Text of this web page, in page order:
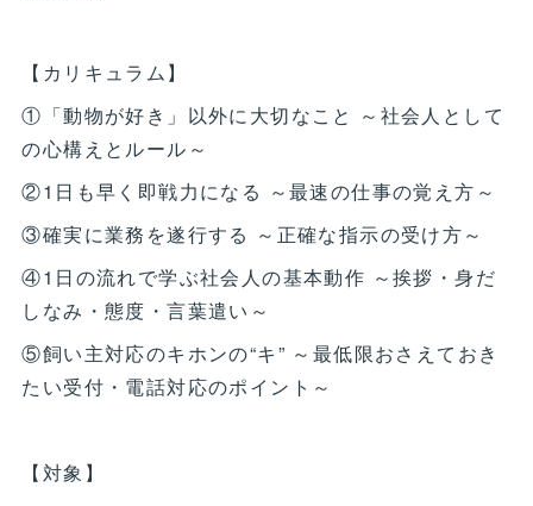
【カリキュラム】
①「動物が好き」以外に大切なこと ～社会人として
の心構えとルール～
②1日も早く即戦力になる ～最速の仕事の覚え方～
③確実に業務を遂行する ～正確な指示の受け方～
④1日の流れで学ぶ社会人の基本動作 ～挨拶・身だ
しなみ・態度・言葉遣い～
⑤飼い主対応のキホンの“キ” ～最低限おさえておき
たい受付・電話対応のポイント～
【対象】